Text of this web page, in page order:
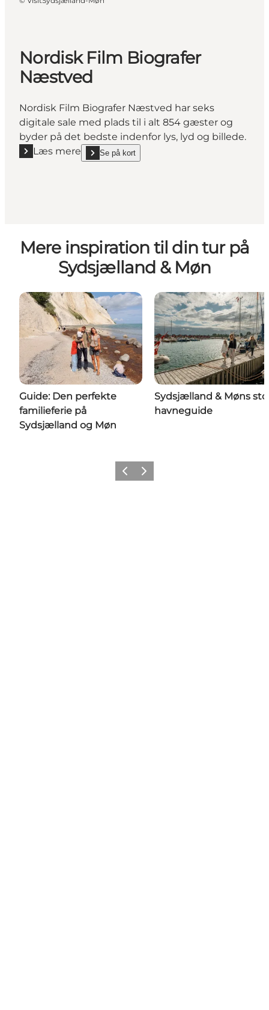
Nordisk Film Biografer
Næstved
Nordisk Film Biografer Næstved har seks
digitale sale med plads til i alt 854 gæster og
byder på det bedste indenfor lys, lyd og billede.
Læs mere
Læs mere "Nordisk Film Biografer Næstved"
Se på kort
show Nordisk Film Biografer Næstved on_map
Mere inspiration til din tur på
Sydsjælland & Møn
Guide: Den perfekte
familieferie på
Sydsjælland og Møn
Sydsjælland & Møns
havneguide
ForrigeNæste